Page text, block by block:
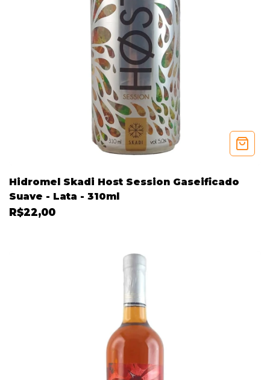
Hidromel Skadi Host Session Gaseificado
Suave - Lata - 310ml
R$22,00